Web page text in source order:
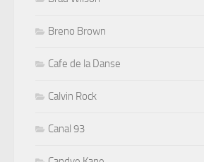
Breno Brown
Cafe de la Danse
Calvin Rock
Canal 93